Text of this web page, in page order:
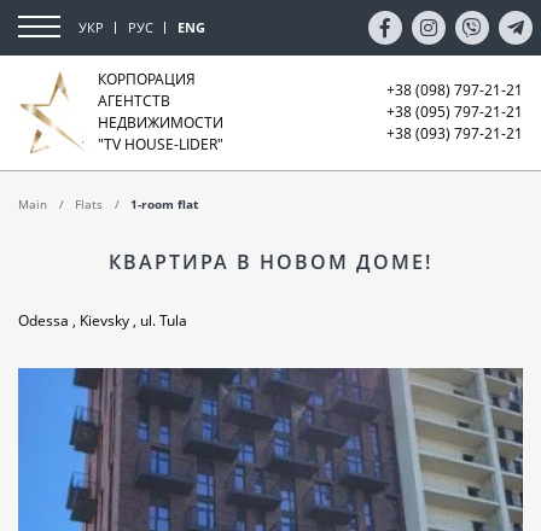
УКР РУС ENG
КОРПОРАЦИЯ
АГЕНТСТВ
НЕДВИЖИМОСТИ
"TV HOUSE-LIDER"
+38 (098) 797-21-21
+38 (095) 797-21-21
+38 (093) 797-21-21
Main Flats 1-room flat
КВАРТИРА В НОВОМ ДОМЕ!
Odessa , Kievsky , ul. Tula